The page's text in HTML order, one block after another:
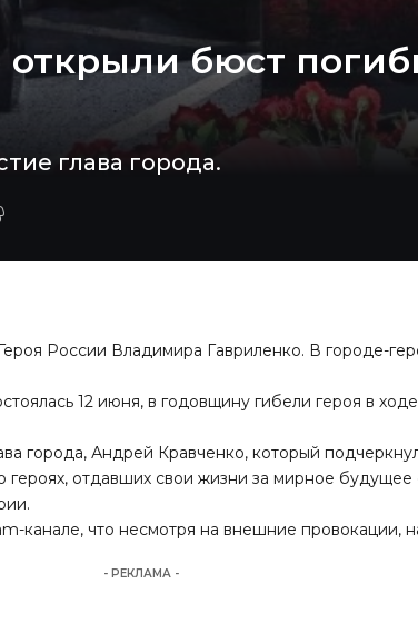
открыли бюст
глава города.
России Владимира Гавриленко. В городе-
12 июня, в годовщину гибели героя в
города, Андрей Кравченко, который
героях, отдавших свои жизни за мирное будущее
канале, что несмотря на внешние провокации,
- РЕКЛАМА -